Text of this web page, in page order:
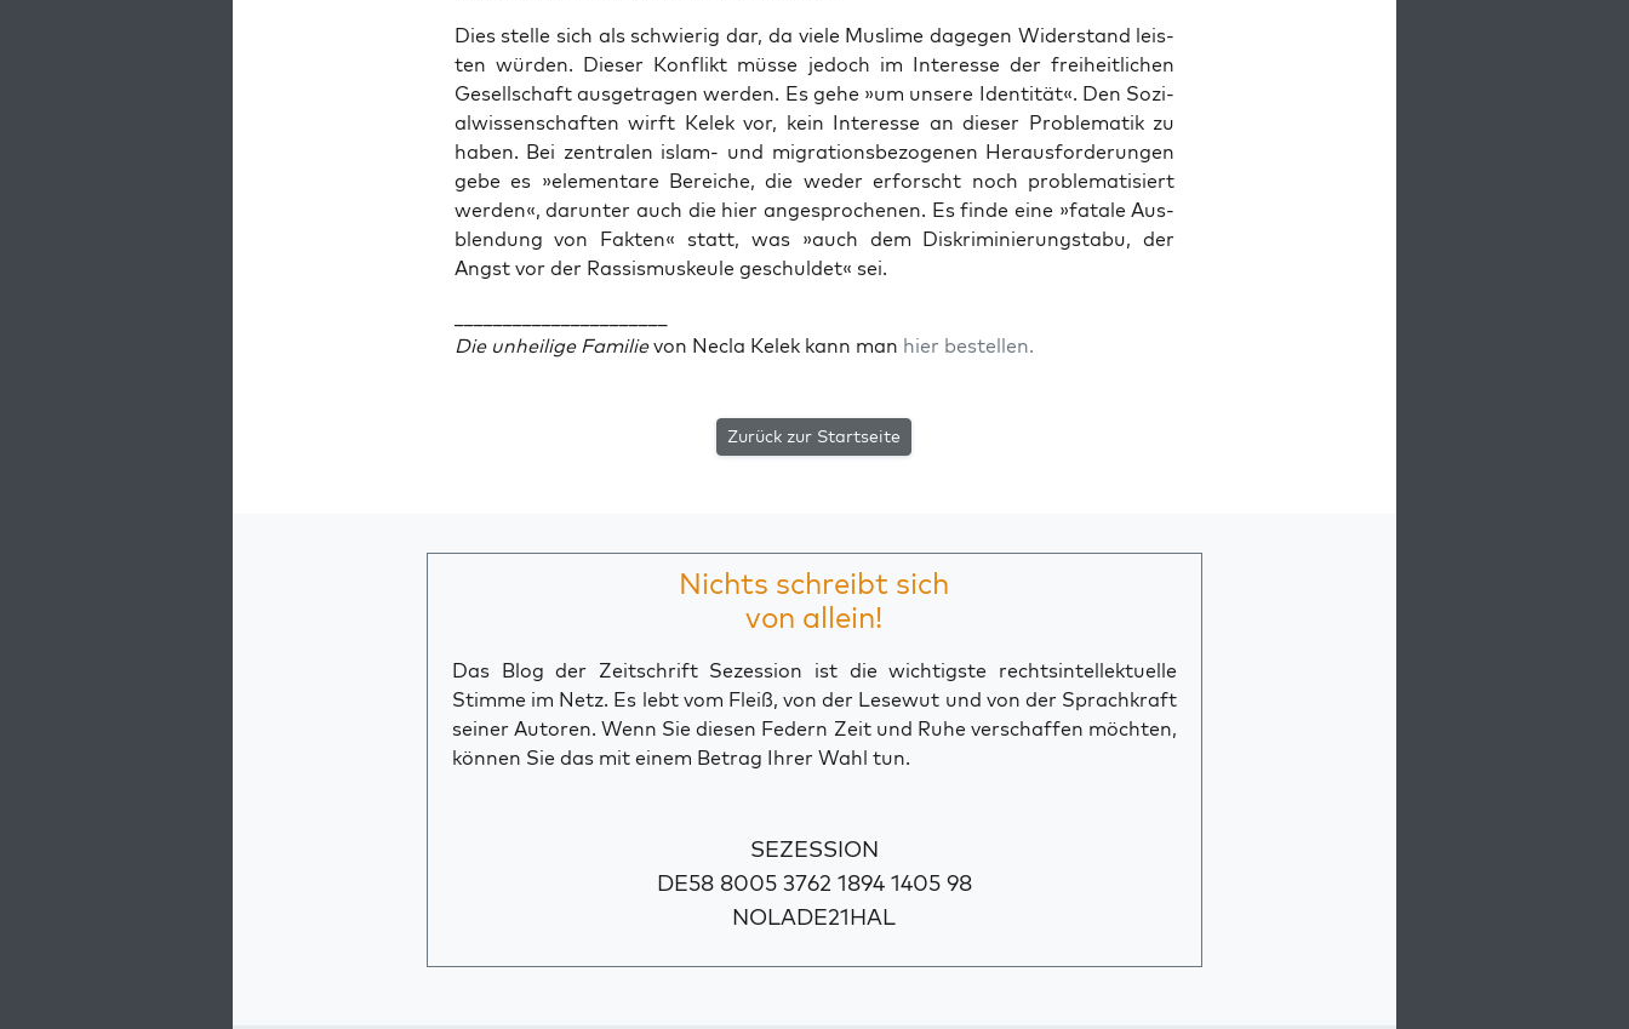
Dies stel­le sich als schwie­rig dar, da vie­le Mus­li­me dage­gen Wider­stand leis­
ten wür­den. Die­ser Kon­flikt müs­se jedoch im Inter­es­se der frei­heit­li­chen
Gesell­schaft aus­ge­tra­gen wer­den. Es gehe »um unse­re Iden­ti­tät«. Den Sozi­
al­wis­sen­schaf­ten wirft Kelek vor, kein Inter­es­se an die­ser Pro­ble­ma­tik zu
haben. Bei zen­tra­len islam- und migra­ti­ons­be­zo­ge­nen Her­aus­for­de­run­gen
gebe es »ele­men­ta­re Berei­che, die weder erforscht noch pro­ble­ma­ti­siert
wer­den«, dar­un­ter auch die hier ange­spro­che­nen. Es fin­de eine »fata­le Aus­
blen­dung von Fak­ten« statt, was »auch dem Dis­kri­mi­nie­rungs­ta­bu, der
Angst vor der Ras­sis­mus­keu­le geschul­det« sei.
Die unhei­li­ge Fami­lievon Necla Kelek kann man hier bestel­len.
Zurück zur Startseite
Nichts schreibt sich
von allein!
Das Blog der Zeitschrift Sezession ist die wichtigste rechtsintellektuelle
Stimme im Netz. Es lebt vom Fleiß, von der Lesewut und von der Sprachkraft
seiner Autoren. Wenn Sie diesen Federn Zeit und Ruhe verschaffen möchten,
können Sie das mit einem Betrag Ihrer Wahl tun.
SEZESSION
DE58 8005 3762 1894 1405 98
NOLADE21HAL